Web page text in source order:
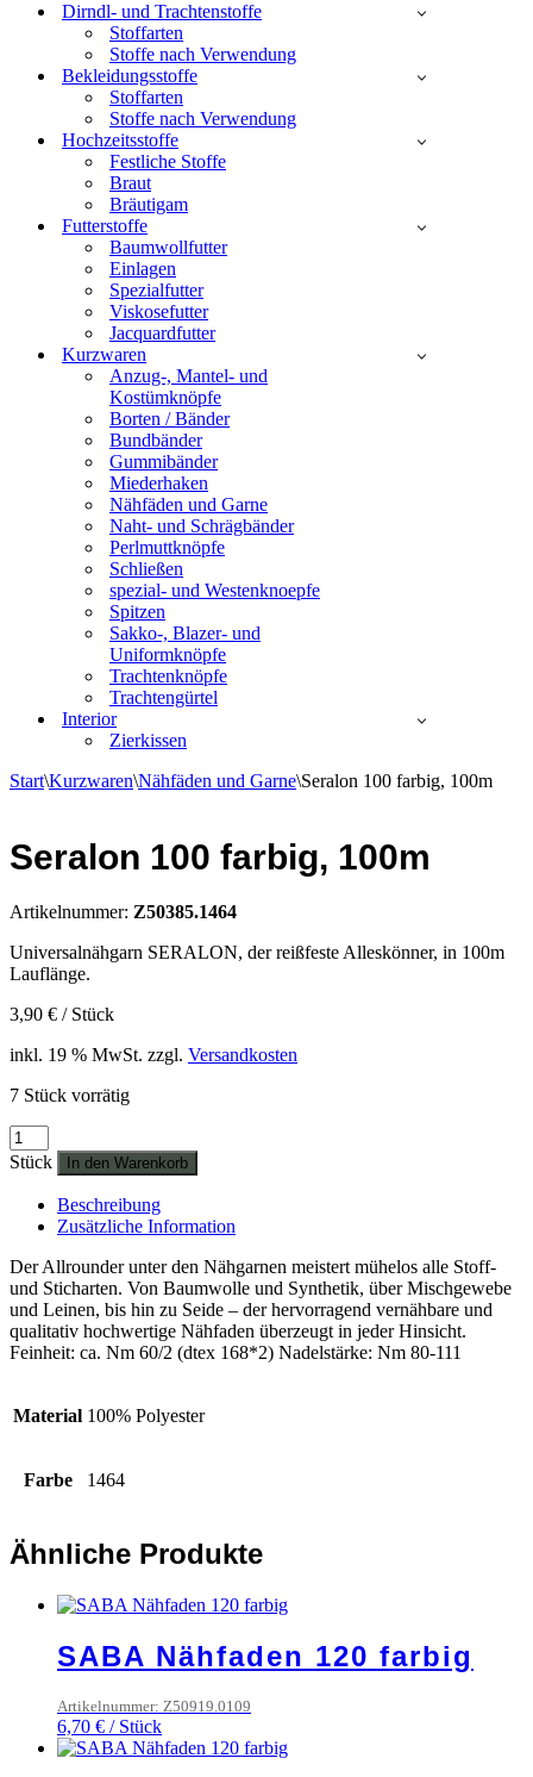
Dirndl- und Trachtenstoffe
Stoffarten
Stoffe nach Verwendung
Bekleidungsstoffe
Stoffarten
Stoffe nach Verwendung
Hochzeitsstoffe
Festliche Stoffe
Braut
Bräutigam
Futterstoffe
Baumwollfutter
Einlagen
Spezialfutter
Viskosefutter
Jacquardfutter
Kurzwaren
Anzug-, Mantel- und
Kostümknöpfe
Borten / Bänder
Bundbänder
Gummibänder
Miederhaken
Nähfäden und Garne
Naht- und Schrägbänder
Perlmuttknöpfe
Schließen
spezial- und Westenknoepfe
Spitzen
Sakko-, Blazer- und
Uniformknöpfe
Trachtenknöpfe
Trachtengürtel
Interior
Zierkissen
Start\Kurzwaren\Nähfäden und Garne\Seralon 100 farbig, 100m
Seralon 100 farbig, 100m
Artikelnummer: Z50385.1464
Universalnähgarn SERALON, der reißfeste Alleskönner, in 100m
Lauflänge.
3,90 € / Stück
inkl. 19 % MwSt. zzgl. Versandkosten
7 Stück vorrätig
Seralon
100
100m
Menge
Stück In den Warenkorb
Beschreibung
Zusätzliche Information
Der Allrounder unter den Nähgarnen meistert mühelos alle Stoff-
und Sticharten. Von Baumwolle und Synthetik, über Mischgewebe
und Leinen, bis hin zu Seide – der hervorragend vernähbare und
qualitativ hochwertige Nähfaden überzeugt in jeder Hinsicht.
Feinheit: ca. Nm 60/2 (dtex 168*2) Nadelstärke: Nm 80-111
Material 100% Polyester
Farbe 1464
Ähnliche Produkte
SABA Nähfaden 120 farbig
Artikelnummer: Z50919.0109
6,70 € / Stück